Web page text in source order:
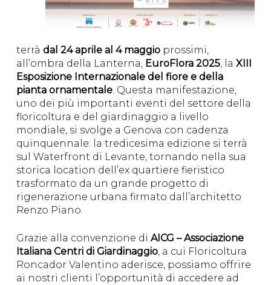
terrà dal 24 aprile al 4 maggioprossimi,
all’ombra della Lanterna, EuroFlora 2025, la XIII
Esposizione Internazionale del fiore e della
pianta ornamentale. Questa manifestazione,
uno dei più importanti eventi del settore della
floricoltura e del giardinaggio a livello
mondiale, si svolge a Genova con cadenza
quinquennale: la tredicesima edizione si terrà
sul Waterfront di Levante, tornando nella sua
storica location dell’ex quartiere fieristico
trasformato da un grande progetto di
rigenerazione urbana firmato dall’architetto
Renzo Piano.
Grazie alla convenzione di AICG – Associazione
Italiana Centri di Giardinaggio, a cui Floricoltura
Roncador Valentino aderisce, possiamo offrire
ai nostri clienti l’opportunità di accedere ad